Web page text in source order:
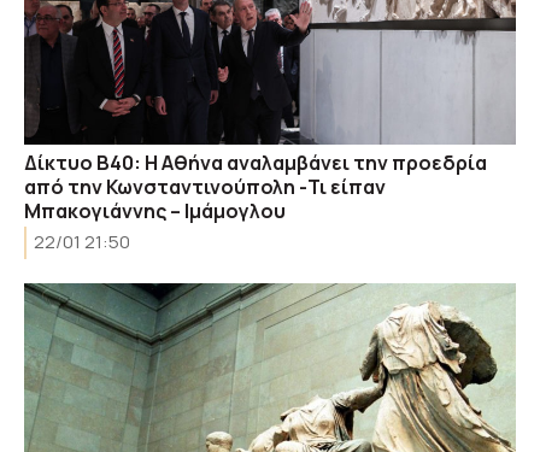
Δίκτυο Β40: Η Αθήνα αναλαμβάνει την προεδρία
από την Κωνσταντινούπολη -Τι είπαν
Μπακογιάννης – Ιμάμογλου
22/01 21:50